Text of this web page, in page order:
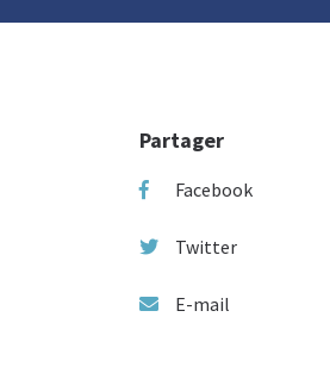
Partager
Facebook
Twitter
E-mail